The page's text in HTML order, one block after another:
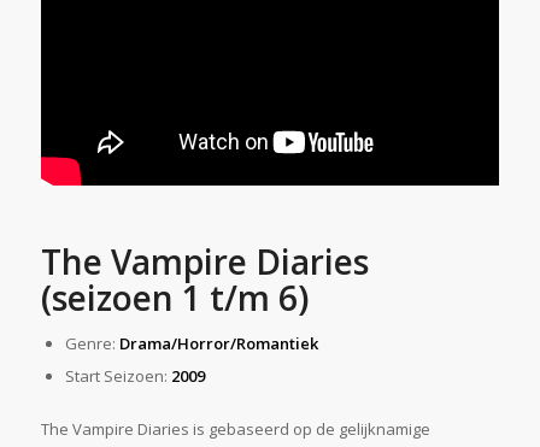
The Vampire Diaries
(seizoen 1 t/m 6)
Genre: Drama/Horror/Romantiek
Start Seizoen: 2009
The Vampire Diaries is gebaseerd op de gelijknamige